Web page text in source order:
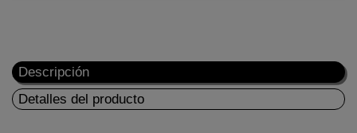
Descripción
Detalles del producto